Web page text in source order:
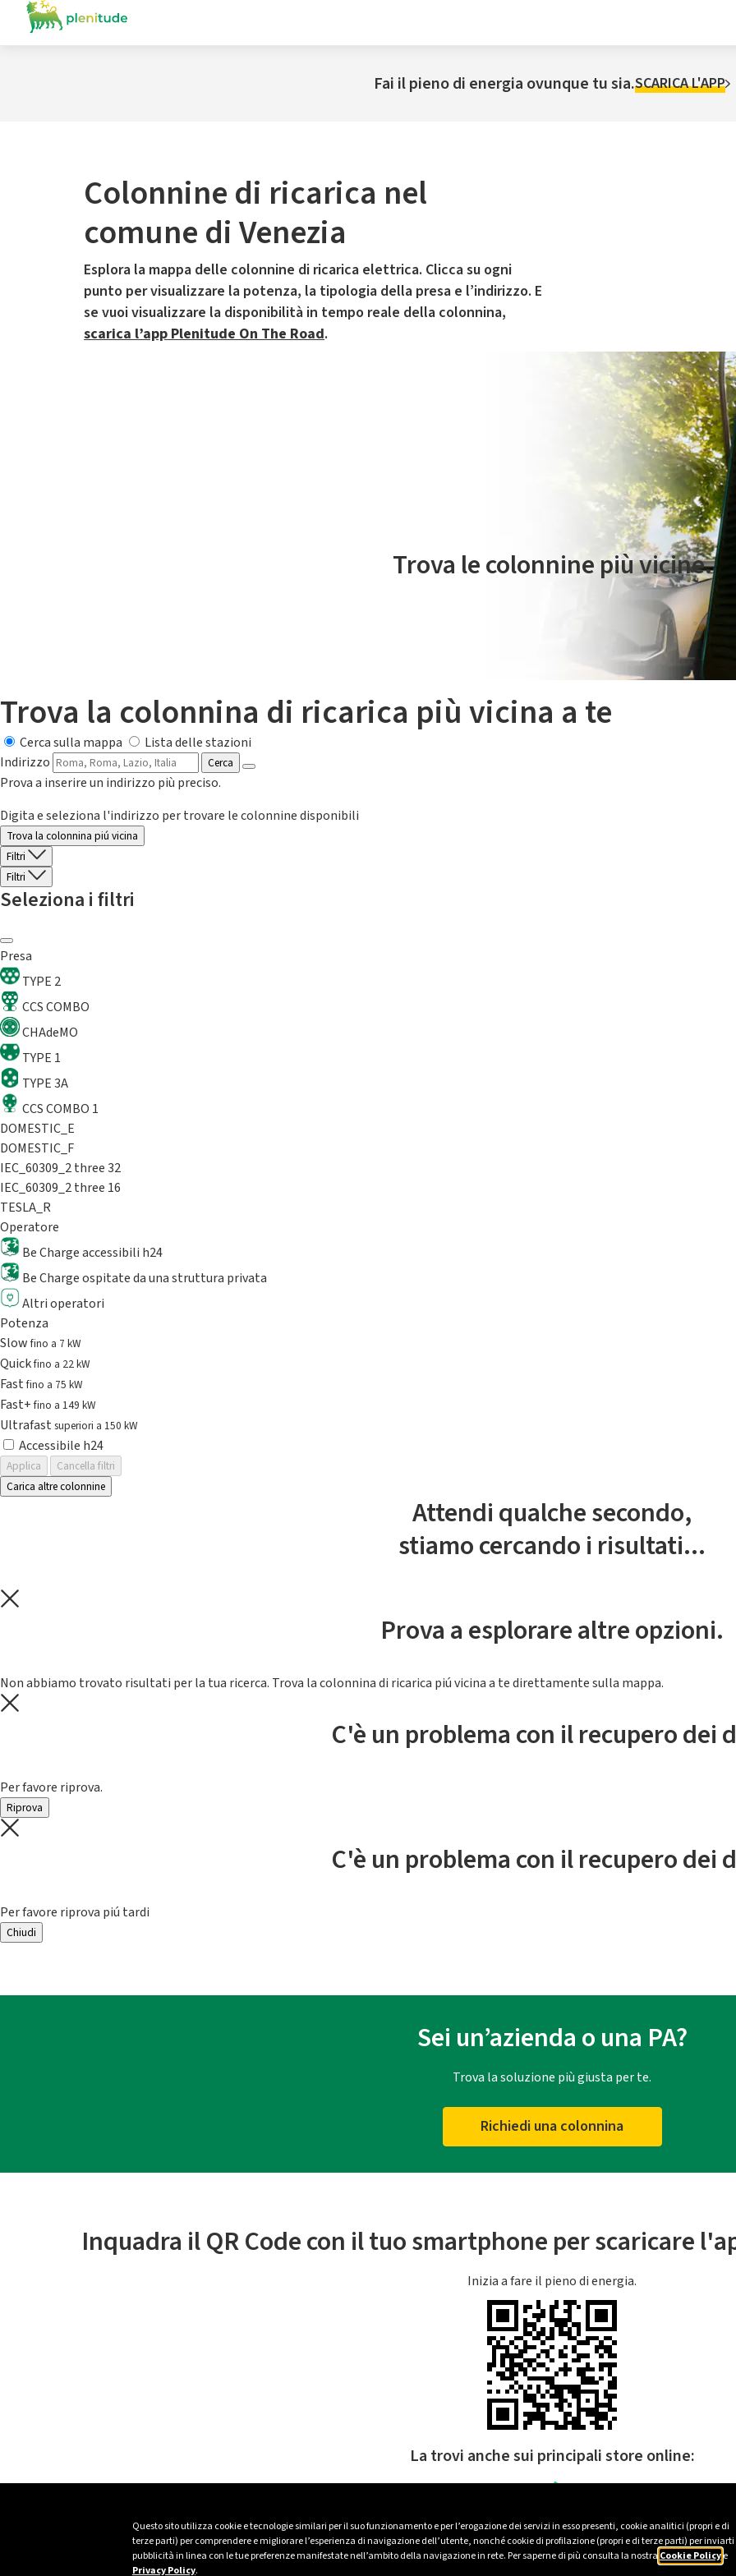
Questo sito utilizza cookie e tecnologie similari per il suo funzionamento e per l’erogazione dei servizi in esso presenti, cookie analitici (propri e di
terze parti) per comprendere e migliorare l’esperienza di navigazione dell’utente, nonché cookie di profilazione (propri e di terze parti) per inviarti
pubblicità in linea con le tue preferenze manifestate nell’ambito della navigazione in rete. Per saperne di più consulta la nostra Cookie Policye
Privacy Policy.
Fai il pieno di energia ovunque tu sia.SCARICA L'APP
Colonnine di ricarica nel
comune di Venezia
Esplora la mappa delle colonnine di ricarica elettrica. Clicca su ogni
punto per visualizzare la potenza, la tipologia della presa e l’indirizzo. E
se vuoi visualizzare la disponibilità in tempo reale della colonnina,
scarica l’app Plenitude On The Road.
Il servizio di mobilità elettrica è gestito da Plenitude On The Road
Trova le colonnine più vicine.
Trova la colonnina di ricarica più vicina a te
Cerca sulla mappa
Lista delle stazioni
Indirizzo
Cerca
Prova a inserire un indirizzo più preciso.
Digita e seleziona l'indirizzo per trovare le colonnine disponibili
Trova la colonnina piú vicina
Filtri
Filtri
Seleziona i filtri
Presa
TYPE 2
CCS COMBO
CHAdeMO
TYPE 1
TYPE 3A
CCS COMBO 1
DOMESTIC_E
DOMESTIC_F
IEC_60309_2 three 32
IEC_60309_2 three 16
TESLA_R
Operatore
Be Charge accessibili h24
Be Charge ospitate da una struttura privata
Altri operatori
Potenza
Slowfino a 7 kW
Quickfino a 22 kW
Fastfino a 75 kW
Fast+fino a 149 kW
Ultrafast superiori a 150 kW
Accessibile h24
Applica
Cancella filtri
Carica altre colonnine
Attendi qualche secondo,
stiamo cercando i risultati...
Prova a esplorare altre opzioni.
Non abbiamo trovato risultati per la tua ricerca. Trova la colonnina di ricarica piú vicina a te direttamente sulla mappa.
C'è un problema con il recupero dei
Per favore riprova.
Riprova
C'è un problema con il recupero dei
Per favore riprova piú tardi
Chiudi
Sei un’azienda o una PA?
Trova la soluzione più giusta per te.
Richiedi una colonnina
Inquadra il QR Code con il tuo smartphone per scaricare
Inizia a fare il pieno di energia.
La trovi anche sui principali store online: